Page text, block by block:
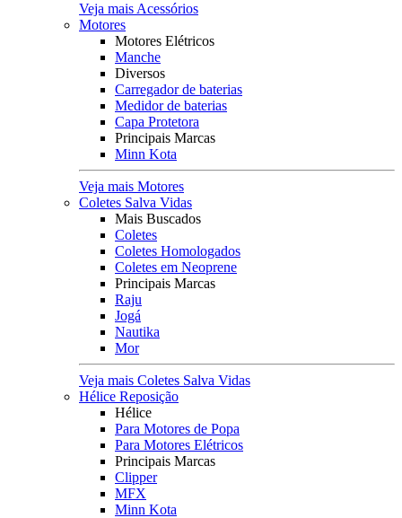
Veja mais Acessórios
Motores
Motores Elétricos
Manche
Diversos
Carregador de baterias
Medidor de baterias
Capa Protetora
Principais Marcas
Minn Kota
Veja mais Motores
Coletes Salva Vidas
Mais Buscados
Coletes
Coletes Homologados
Coletes em Neoprene
Principais Marcas
Raju
Jogá
Nautika
Mor
Veja mais Coletes Salva Vidas
Hélice Reposição
Hélice
Para Motores de Popa
Para Motores Elétricos
Principais Marcas
Clipper
MFX
Minn Kota